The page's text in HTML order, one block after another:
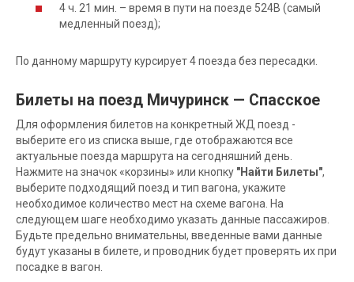
4 ч. 21 мин. – время в пути на поезде 524В (самый
медленный поезд);
По данному маршруту курсирует 4 поезда без пересадки.
Билеты на поезд Мичуринск — Спасское
Для оформления билетов на конкретный ЖД поезд -
выберите его из списка выше, где отображаются все
актуальные поезда маршрута на сегодняшний день.
Нажмите на значок «корзины» или кнопку "Найти Билеты",
выберите подходящий поезд и тип вагона, укажите
необходимое количество мест на схеме вагона. На
следующем шаге необходимо указать данные пассажиров.
Будьте предельно внимательны, введенные вами данные
будут указаны в билете, и проводник будет проверять их при
посадке в вагон.